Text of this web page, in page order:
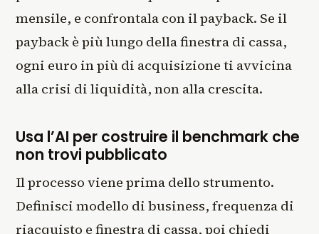
mensile, e confrontala con il payback. Se il
payback è più lungo della finestra di cassa,
ogni euro in più di acquisizione ti avvicina
alla crisi di liquidità, non alla crescita.
Usa l’AI per costruire il benchmark che
non trovi pubblicato
Il processo viene prima dello strumento.
Definisci modello di business, frequenza di
riacquisto e finestra di cassa, poi chiedi